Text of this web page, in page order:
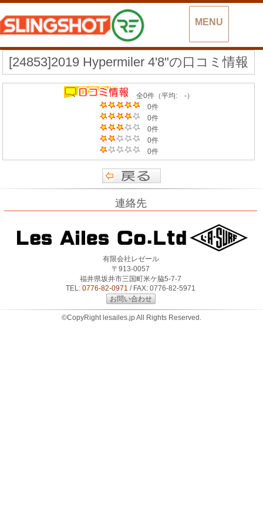
MENU
[24853]2019 Hypermiler 4'8"の口コミ情報
全0件（平均: -）
0件
0件
0件
0件
0件
連絡先
有限会社レゼール
〒913-0057
福井県坂井市三国町米ケ脇5-7-7
TEL:0776-82-0971 / FAX: 0776-82-5971
お問い合わせ
©CopyRight lesailes.jp All Rights Reserved.